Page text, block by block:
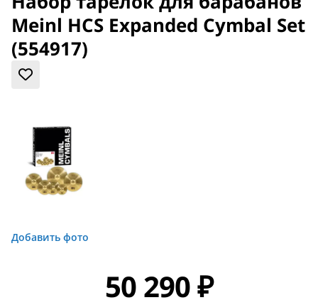
Meinl HCS Expanded Cymbal Set
(554917)
Добавить фото
50 290 ₽